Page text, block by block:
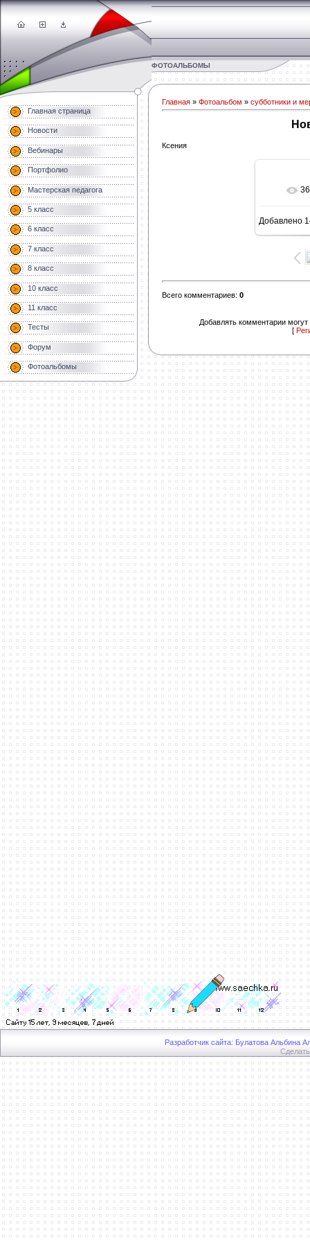
ФОТОАЛЬБОМЫ
Главная страница
Новости
Вебинары
Портфолио
Мастерская педагога
5 класс
6 класс
7 класс
8 класс
10 класс
11 класс
Тесты
Форум
Фотоальбомы
Главная » Фотоальбом » субботники и
Ксения
В
Добавлено
Всего комментариев: 0
Добавлять комментарии могут
[
Разработчик сайта: Булатова Альбина